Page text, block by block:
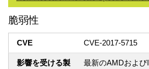
脆弱性
CVE CVE-2017-5715
影響を受ける製
最新のAMDおよび